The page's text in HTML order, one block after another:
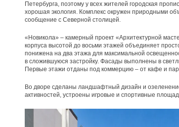
Петербурга, поэтому у всех жителей городская
хорошая экология. Комплекс окружен природными
сообщение с Северной столицей.
«Новикола» – камерный проект «Архитектурной
корпуса высотой до восьми этажей объединяет
понижена на два этажа для максимальной
в сложившуюся застройку. Фасады выполнены в
Первые этажи отданы под коммерцию – от кафе и
Во дворе сделаны ландшафтный дизайн и
активностей, устроены игровые и спортивные